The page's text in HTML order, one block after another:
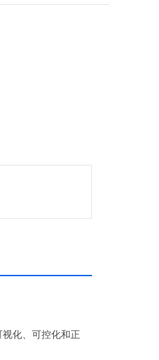
化、可控化和正